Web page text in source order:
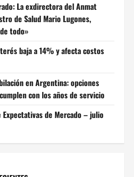
La exdirectora del Anmat
de Salud Mario Lugones,
todo»
baja a 14% y afecta costos
en Argentina: opciones
con los años de servicio
de Mercado – julio